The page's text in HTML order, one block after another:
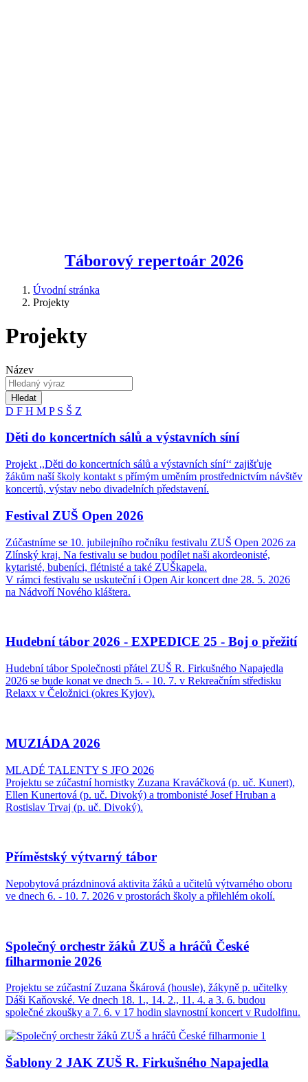
Táborový repertoár 2026
Úvodní stránka
Projekty
Projekty
Název
Hledat
D F H M P S Š Z
Děti do koncertních sálů a výstavních síní
Projekt ,,Děti do koncertních sálů a výstavních síní‘‘ zajišťuje
žákům naší školy kontakt s přímým uměním prostřednictvím návštěv
koncertů, výstav nebo divadelních představení.
Festival ZUŠ Open 2026
Zúčastníme se 10. jubilejního ročníku festivalu ZUŠ Open 2026 za
Zlínský kraj. Na festivalu se budou podílet naši akordeonisté,
kytaristé, bubeníci, flétnisté a také ZUŠkapela.
V rámci festivalu se uskuteční i Open Air koncert dne 28. 5. 2026
na Nádvoří Nového kláštera.
Hudební tábor 2026 - EXPEDICE 25 - Boj o přežití
Hudební tábor Společnosti přátel ZUŠ R. Firkušného Napajedla
2026 se bude konat ve dnech 5. - 10. 7. v Rekreačním středisku
Relaxx v Čeložnici (okres Kyjov).
MUZIÁDA 2026
MLADÉ TALENTY S JFO 2026
Projektu se zúčastní hornistky Zuzana Kraváčková (p. uč. Kunert),
Ellen Kunertová (p. uč. Divoký) a trombonisté Josef Hruban a
Rostislav Trvaj (p. uč. Divoký).
Příměstský výtvarný tábor
Nepobytová prázdninová aktivita žáků a učitelů výtvarného oboru
ve dnech 6. - 10. 7. 2026 v prostorách školy a přilehlém okolí.
Společný orchestr žáků ZUŠ a hráčů České
filharmonie 2026
Projektu se zúčastní Zuzana Škárová (housle), žákyně p. učitelky
Dáši Kaňovské. Ve dnech 18. 1., 14. 2., 11. 4. a 3. 6. budou
společné zkoušky a 7. 6. v 17 hodin slavnostní koncert v Rudolfinu.
Šablony 2 JAK ZUŠ R. Firkušného Napajedla